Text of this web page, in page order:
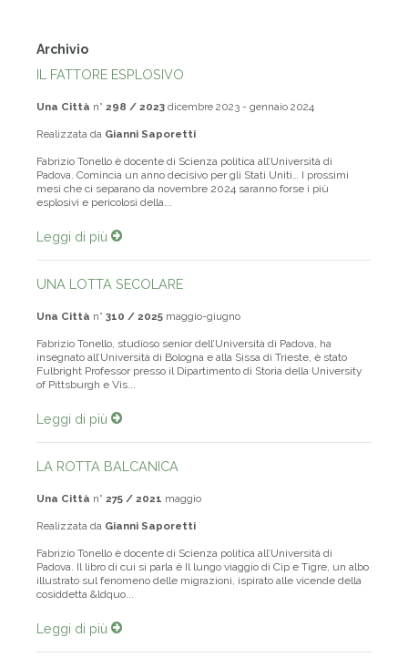
Archivio
IL FATTORE ESPLOSIVO
Una Città n° 298 / 2023 dicembre 2023 - gennaio 2024
Realizzata da Gianni Saporetti
Fabrizio Tonello è docente di Scienza politica all’Università di
Padova. Comincia un anno decisivo per gli Stati Uniti… I prossimi
mesi che ci separano da novembre 2024 saranno forse i più
esplosivi e pericolosi della...
Leggi di più
UNA LOTTA SECOLARE
Una Città n° 310 / 2025 maggio-giugno
Fabrizio Tonello, studioso senior dell’Università di Padova, ha
insegnato all’Università di Bologna e alla Sissa di Trieste, è stato
Fulbright Professor presso il Dipartimento di Storia della University
of Pittsburgh e Vis...
Leggi di più
LA ROTTA BALCANICA
Una Città n° 275 / 2021 maggio
Realizzata da Gianni Saporetti
Fabrizio Tonello è docente di Scienza politica all’Università di
Padova. Il libro di cui si parla è Il lungo viaggio di Cip e Tigre, un albo
illustrato sul fenomeno delle migrazioni, ispirato alle vicende della
cosiddetta &ldquo...
Leggi di più